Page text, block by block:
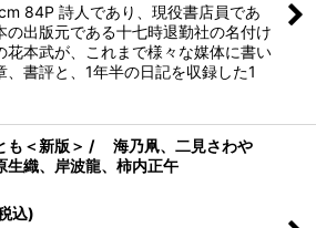
84P 詩人であり、現役書店員であ
の出版元である十七時退勤社の名付け
花本武が、これまで様々な媒体に書い
、書評と、1年半の日記を収録した1
も＜新版＞ / 海乃凧、二見さわや
生織、岸波龍、柿内正午
込)